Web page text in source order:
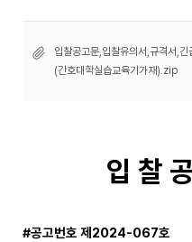
입찰공고문,입찰유의서,규격서,
(간호대학실습교육기가재).zip
입 찰
#공고번호 제 2024-067호